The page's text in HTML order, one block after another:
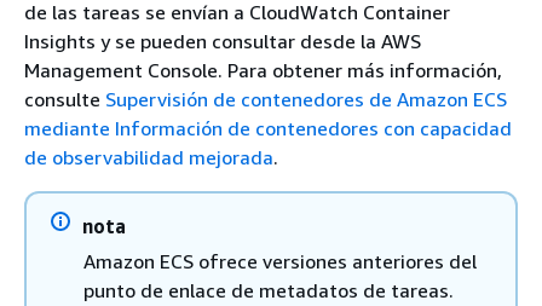
de las tareas se envían a CloudWatch Container
Insights y se pueden consultar desde la AWS
Management Console. Para obtener más información,
consulte Supervisión de contenedores de Amazon ECS
mediante Información de contenedores con capacidad
de observabilidad mejorada.
nota
Amazon ECS ofrece versiones anteriores del
punto de enlace de metadatos de tareas.